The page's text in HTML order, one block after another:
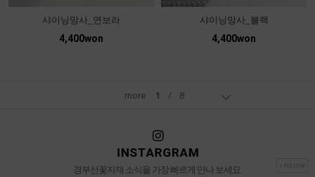
샤이닝망사_연보라
4,400won
샤이닝망사_블랙
4,400won
more 1 / 8
경부선꽃자재 소식을 가장 빠르게 만나 보세요.